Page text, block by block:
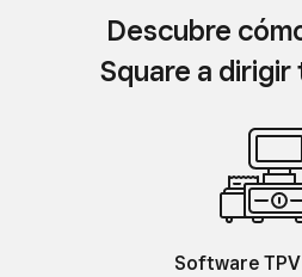
Descubre
Square a
Software